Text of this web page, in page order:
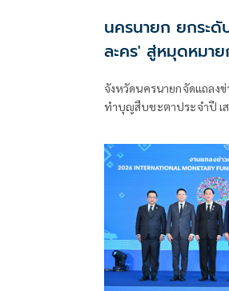
นครนายก ยกระ
ละคร' สู่หมุดหมาย
เศรษฐกิจฐานราก
จังหวัดนครนายกจัดแถลง
ทำบุญสืบชะตาประจำปี เ
ประชาสัมพันธ์การท่องเที่
ประเพณีท้องถิ่นอันทรงคุณ
เชิงวัฒนธรรม เชื่อมโยงป
และวิถีชุมชน สร้างประส
พร้อมขับเคลื่อนเศรษฐกิจ